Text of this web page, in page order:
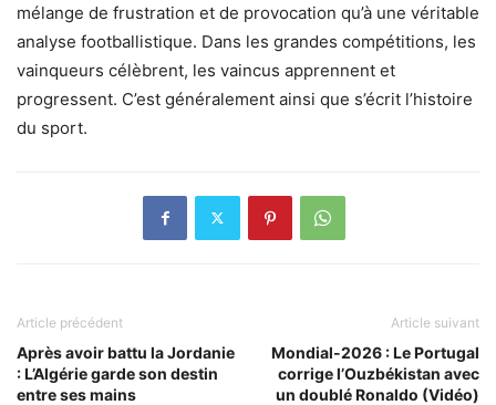
mélange de frustration et de provocation qu’à une véritable
analyse footballistique. Dans les grandes compétitions, les
vainqueurs célèbrent, les vaincus apprennent et
progressent. C’est généralement ainsi que s’écrit l’histoire
du sport.
Article précédent
Après avoir battu la Jordanie
: L’Algérie garde son destin
entre ses mains
Article suivant
Mondial-2026 : Le Portugal
corrige l’Ouzbékistan avec
un doublé Ronaldo (Vidéo)